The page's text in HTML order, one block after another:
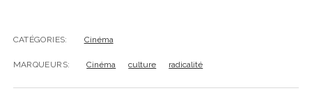
CATÉGORIES: Cinéma
MARQUEURS: Cinéma culture radicalité